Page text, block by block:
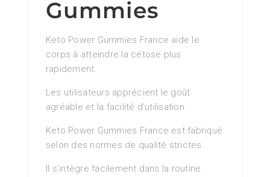
Gummies
Keto Power Gummies France aide le
corps à atteindre la cétose plus
rapidement.
Les utilisateurs apprécient le goût
agréable et la facilité d’utilisation.
Keto Power Gummies France est fabriqué
selon des normes de qualité strictes.
Il s’intègre facilement dans la routine